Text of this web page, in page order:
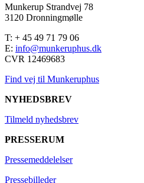
Munkerup Strandvej 78
3120 Dronningmølle
T: + 45 49 71 79 06
E: info@munkeruphus.dk
CVR 12469683
Find vej til Munkeruphus
NYHEDSBREV
Tilmeld nyhedsbrev
PRESSERUM
Pressemeddelelser
Pressebilleder